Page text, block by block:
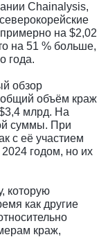
Chainalysis,
на $2,02
на 51 % больше,
года.
обзор
общий объём краж
млрд. На
суммы. При
с её участием
годом, но их
которую
как другие
краж,